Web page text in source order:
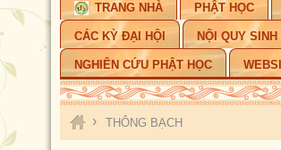
TRANG NHÀ PHẬT HỌC
CÁC KỲ ĐẠI HỘI NỘI QUY SINH
NGHIÊN CỨU PHẬT HỌC
› THÔNG BẠCH